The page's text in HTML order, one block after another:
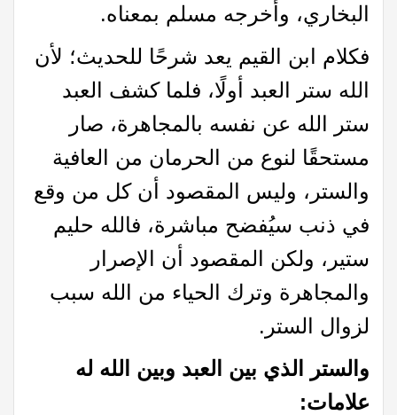
البخاري، وأخرجه مسلم بمعناه.
فكلام ابن القيم يعد شرحًا للحديث؛ لأن
الله ستر العبد أولًا، فلما كشف العبد
ستر الله عن نفسه بالمجاهرة، صار
مستحقًا لنوع من الحرمان من العافية
والستر، وليس المقصود أن كل من وقع
في ذنب سيُفضح مباشرة، فالله حليم
ستير، ولكن المقصود أن الإصرار
والمجاهرة وترك الحياء من الله سبب
لزوال الستر.
والستر الذي بين العبد وبين الله له
علامات: